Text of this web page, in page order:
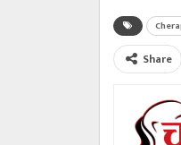
Share